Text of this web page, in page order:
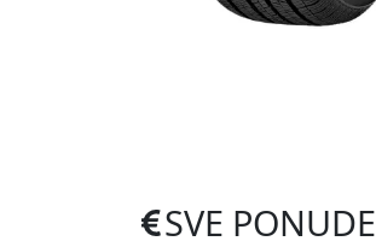
SVE PONUDE